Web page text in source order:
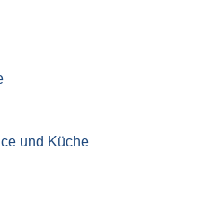
und Küche